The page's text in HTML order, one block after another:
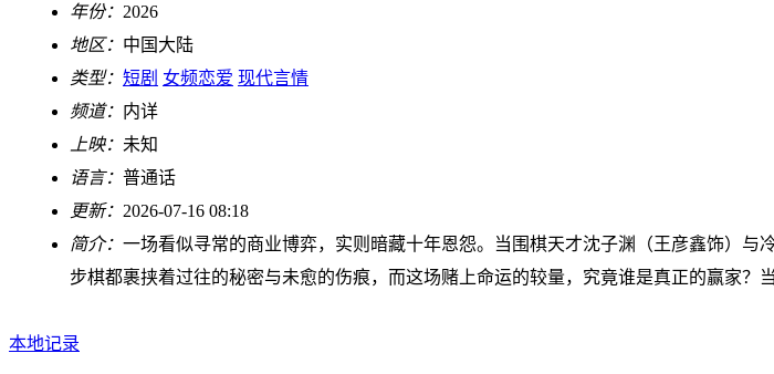
年份： 2026
地区： 中国大陆
类型： 短剧 女频恋爱 现代言情
频道： 内详
上映： 未知
语言： 普通话
更新： 2026-07-16 08:18
简介： 一场看似寻常的商业博弈，实则暗藏十年恩怨。当围棋天才沈子渊（王彦鑫饰）
步棋都裹挟着过往的秘密与未愈的伤痕，而这场赌上命运的较量，究竟谁是真正的赢家？
本地记录